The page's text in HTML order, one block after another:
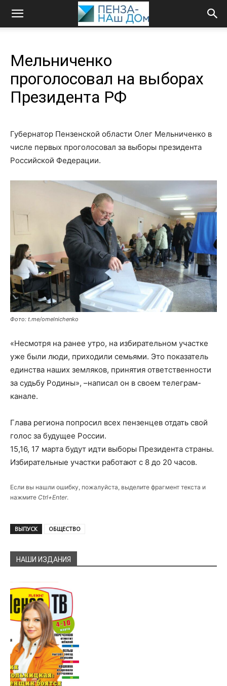
Мельниченко
проголосовал на выборах
Президента РФ
Губернатор Пензенской области Олег Мельниченко в
числе первых проголосовал за выборы президента
Российской Федерации.
Фото: t.me/omelnichenko
«Несмотря на ранее утро, на избирательном участке
уже были люди, приходили семьями. Это показатель
единства наших земляков, принятия ответственности
за судьбу Родины», –написал он в своем телеграм-
канале.
Глава региона попросил всех пензенцев отдать свой
голос за будущее России.
15,16, 17 марта будут идти выборы Президента страны.
Избирательные участки работают с 8 до 20 часов.
Если вы нашли ошибку, пожалуйста, выделите фрагмент текста и
нажмите Ctrl+Enter.
ВЫПУСК ОБЩЕСТВО
НАШИ ИЗДАНИЯ